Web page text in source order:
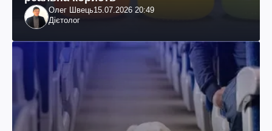
Олег Швець15.07.2026 20:49
Дієтолог